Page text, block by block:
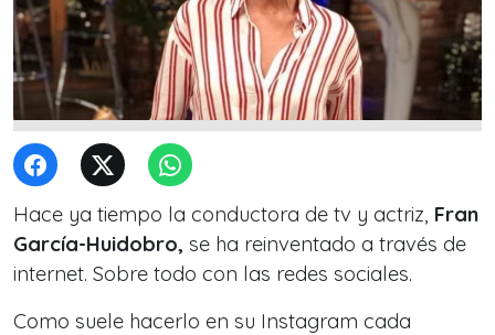
Hace ya tiempo la conductora de tv y actriz, Fran
García-Huidobro, se ha reinventado a través de
internet. Sobre todo con las redes sociales.
Como suele hacerlo en su Instagram cada